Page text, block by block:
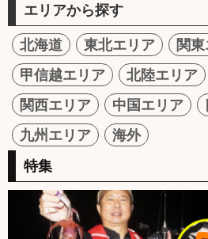
エリアから探す
北海道 東北エリア
関
甲信越エリア
北陸エリア
関西エリア
中国エリア
九州エリア
海外
特集